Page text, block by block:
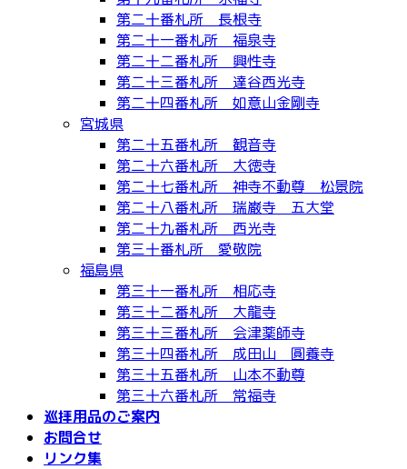
第二十番札所 長根寺
第二十一番札所 福泉寺
第二十二番札所 興性寺
第二十三番札所 達谷西光寺
第二十四番札所 如意山金剛寺
宮城県
第二十五番札所 観音寺
第二十六番札所 大徳寺
第二十七番札所 神寺不動尊 松景院
第二十八番札所 瑞巌寺 五大堂
第二十九番札所 西光寺
第三十番札所 愛敬院
福島県
第三十一番札所 相応寺
第三十二番札所 大龍寺
第三十三番札所 会津薬師寺
第三十四番札所 成田山 圓養寺
第三十五番札所 山本不動尊
第三十六番札所 常福寺
巡拝用品のご案内
お問合せ
リンク集